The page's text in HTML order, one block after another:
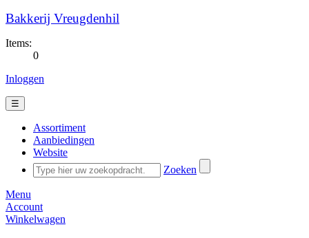
Bakkerij Vreugdenhil
Items:
0
Inloggen
☰
Assortiment
Aanbiedingen
Website
Zoeken
Menu
Account
Winkelwagen